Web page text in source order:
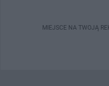
MIEJSCE NA TWOJĄ